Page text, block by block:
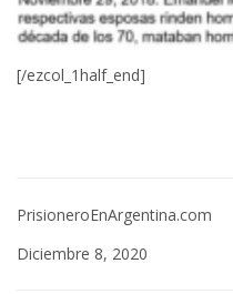
[/ezcol_1half_end]
PrisioneroEnArgentina.com
Diciembre 8, 2020